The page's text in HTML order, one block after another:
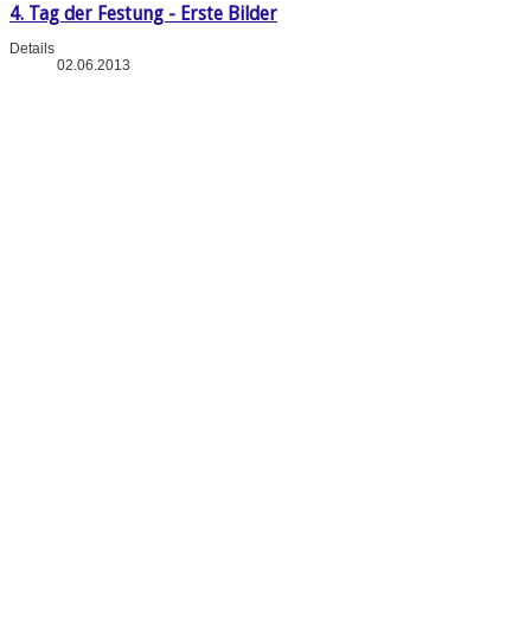
4. Tag der Festung - Erste Bilder
Details
02.06.2013